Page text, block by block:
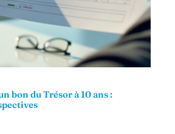
bon du Trésor à 10 ans :